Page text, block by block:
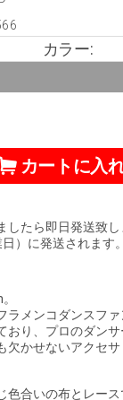
カラー:
カートに入
したら即日発送致
）に発送されます。
ラメンコダンスファ
おり、プロのダン
欠かせないアクセ
色合いの布とレー